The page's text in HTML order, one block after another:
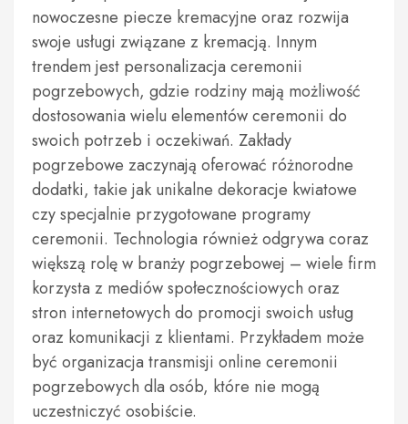
nowoczesne piecze kremacyjne oraz rozwija
swoje usługi związane z kremacją. Innym
trendem jest personalizacja ceremonii
pogrzebowych, gdzie rodziny mają możliwość
dostosowania wielu elementów ceremonii do
swoich potrzeb i oczekiwań. Zakłady
pogrzebowe zaczynają oferować różnorodne
dodatki, takie jak unikalne dekoracje kwiatowe
czy specjalnie przygotowane programy
ceremonii. Technologia również odgrywa coraz
większą rolę w branży pogrzebowej – wiele firm
korzysta z mediów społecznościowych oraz
stron internetowych do promocji swoich usług
oraz komunikacji z klientami. Przykładem może
być organizacja transmisji online ceremonii
pogrzebowych dla osób, które nie mogą
uczestniczyć osobiście.